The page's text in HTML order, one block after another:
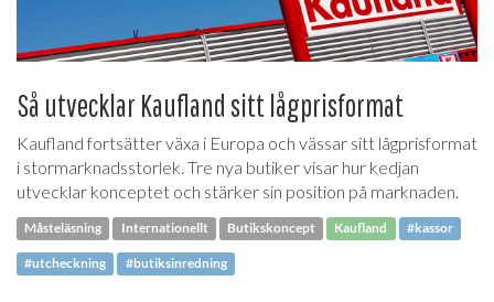
Så utvecklar Kaufland sitt lågprisformat
Kaufland fortsätter växa i Europa och vässar sitt lågprisformat
i stormarknadsstorlek. Tre nya butiker visar hur kedjan
utvecklar konceptet och stärker sin position på marknaden.
Måsteläsning Internationellt Butikskoncept Kaufland #kassor
#utcheckning #butiksinredning